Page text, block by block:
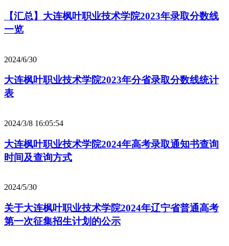
【汇总】大连枫叶职业技术学院2023年录取分数线
一览
2024/6/30
大连枫叶职业技术学院2023年分省录取分数线统计
表
2024/3/8 16:05:54
大连枫叶职业技术学院2024年高考录取通知书查询
时间及查询方式
2024/5/30
关于大连枫叶职业技术学院2024年辽宁省普通高考
第一次征集招生计划的公示